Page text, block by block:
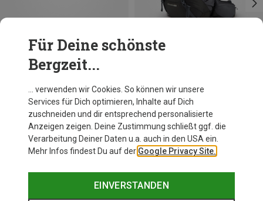
Du sparst 25%
Für Deine schönste
Bergzeit...
… verwenden wir Cookies. So können wir unsere
Services für Dich optimieren, Inhalte auf Dich
zuschneiden und dir entsprechend personalisierte
Anzeigen zeigen. Deine Zustimmung schließt ggf. die
Verarbeitung Deiner Daten u.a. auch in den USA ein.
Mehr Infos findest Du auf der Google Privacy Site.
EINVERSTANDEN